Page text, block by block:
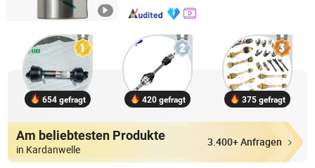
654 gefragt 420 gefragt 375 gefragt
Am beliebtesten Produkte
in Kardanwelle
3.400+ Anfragen